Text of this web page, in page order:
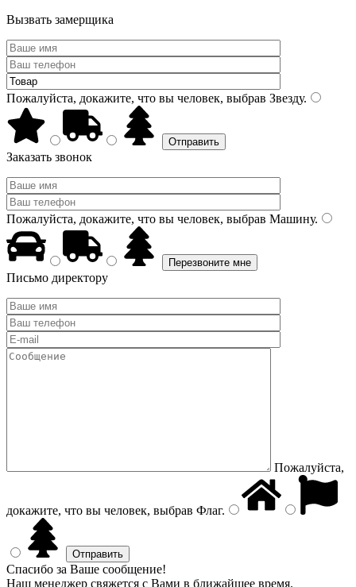
Вызвать замерщика
Пожалуйста, докажите, что вы человек, выбрав Звезду.
Заказать звонок
Пожалуйста, докажите, что вы человек, выбрав Машину.
Письмо директору
Пожалуйста,
докажите, что вы человек, выбрав Флаг.
Спасибо за Ваше сообщение!
Наш менеджер свяжется с Вами в ближайшее время.